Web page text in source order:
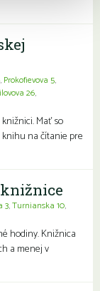
, Prokofievova 5,
26,
Mať so
na čítanie pre
3,Turnianska 10,
hodiny. Knižnica
a menej v